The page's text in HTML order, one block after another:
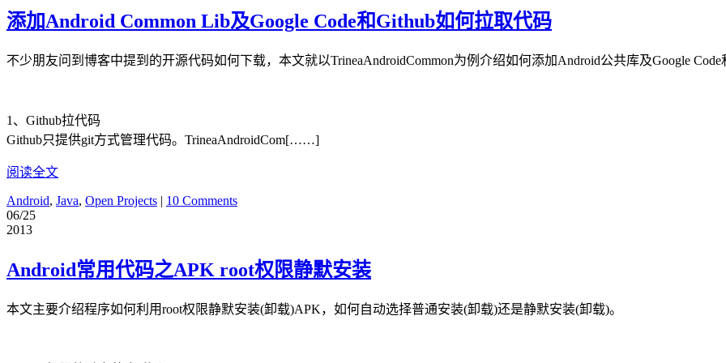
添加Android Common Lib及Google Code和Github如何拉取代码
不少朋友问到博客中提到的开源代码如何下载，本文就以TrineaAndroidCommon为例介绍如何添加Android公共库及Google Code
1、Github拉代码
Github只提供git方式管理代码。TrineaAndroidCom[……]
阅读全文
Android, Java, Open Projects | 10 Comments
06/25
2013
Android常用代码之APK root权限静默安装
本文主要介绍程序如何利用root权限静默安装(卸载)APK，如何自动选择普通安装(卸载)还是静默安装(卸载)。